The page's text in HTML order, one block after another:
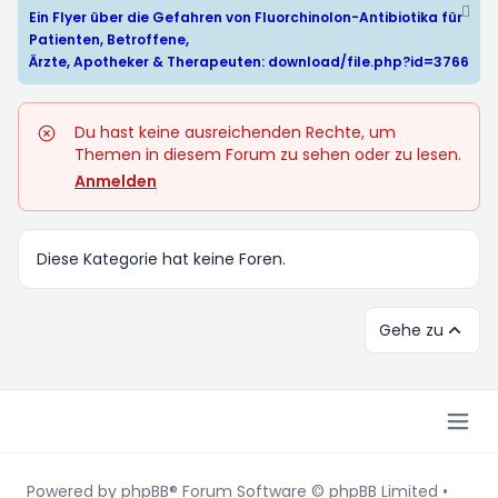
Ein Flyer über die Gefahren von Fluorchinolon-Antibiotika für
Patienten, Betroffene,
Ärzte, Apotheker & Therapeuten: download/file.php?id=3766
Du hast keine ausreichenden Rechte, um
Themen in diesem Forum zu sehen oder zu lesen.
Anmelden
Diese Kategorie hat keine Foren.
Gehe zu
Powered by phpBB® Forum Software © phpBB Limited •